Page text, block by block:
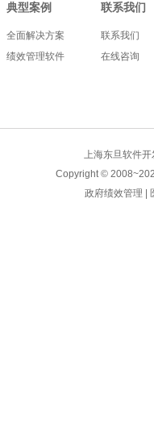
典型案例
全面解决方案
绩效管理软件
联系我们
联系我们
在线咨询
上海东旦软件
Copyright © 2008~
政府绩效管理